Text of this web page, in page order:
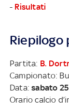
- Risultati
Partita: B.
Campionato:
Data:sabato
Orario calcio